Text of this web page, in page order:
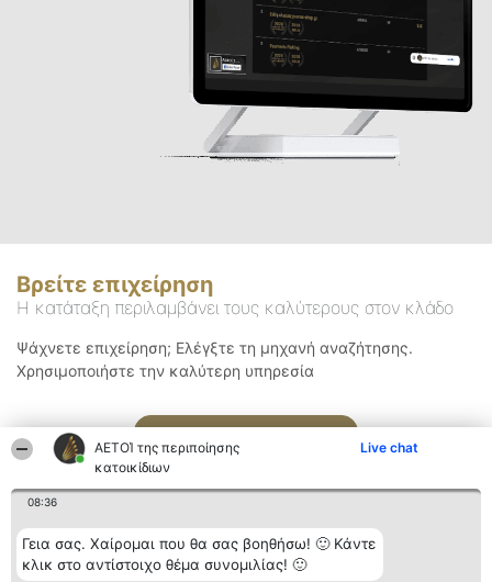
ΑΕΤΟΊ της περιποίησης
κατοικίδιων
Live chat
08:36
Γεια σας. Χαίρομαι που θα σας βοηθήσω! 🙂 Κάντε
κλικ στο αντίστοιχο θέμα συνομιλίας! 🙂
Βρείτε επιχείρηση
Η κατάταξη περιλαμβάνει τους καλύτερους στον κλάδο
Ψάχνετε επιχείρηση; Ελέγξτε τη μηχανή αναζήτησης.
Χρησιμοποιήστε την καλύτερη υπηρεσία
Αναζήτηση